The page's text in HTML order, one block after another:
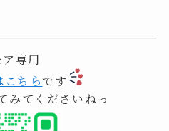
専用
ちらです
みてくださいねっ